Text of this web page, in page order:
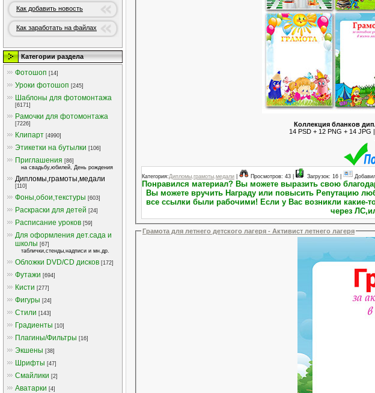
Как добавить новость
Как заработать на файлах
Категории раздела
Фотошоп [14]
Уроки фотошоп [245]
Шаблоны для фотомонтажа
[6171]
Рамочки для фотомонтажа
[7226]
Клипарт [4990]
Этикетки на бутылки [106]
Приглашения [86]
на свадьбу,юбилей, День рождения
Дипломы,грамоты,медали
[110]
Фоны,обои,текстуры [603]
Раскраски для детей [24]
Расписание уроков [59]
Для оформления дет.сада и
школы [67]
таблички,стенды,надписи и мн.др.
Обложки DVD/CD дисков [172]
Футажи [694]
Кисти [277]
Фигуры [24]
Стили [143]
Градиенты [10]
Плагины/Фильтры [16]
Экшены [38]
Шрифты [47]
Смайлики [2]
Аватарки [4]
Коллекция бланков
14 PSD + 12 PNG + 14 JPG
Категория:Дипломы,грамоты,медали Просмотров: 43 | Загрузок: 16 |
Понравился материал? Вы можете выразить свою благодарность.На Персональной странице пользователя (Профиль пользователя)
Вы можете вручить Награду или повысить Репутацию любому пользователю сайта!
все ссылки были рабочими! Если у Вас возникли какие-
через
Грамота для летнего детского лагеря - Активист летнего лагеря